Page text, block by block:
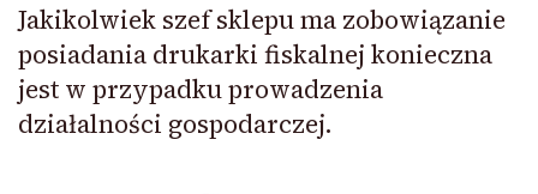
Jakikolwiek szef sklepu ma zobowiązanie
posiadania drukarki fiskalnej konieczna
jest w przypadku prowadzenia
działalności gospodarczej.